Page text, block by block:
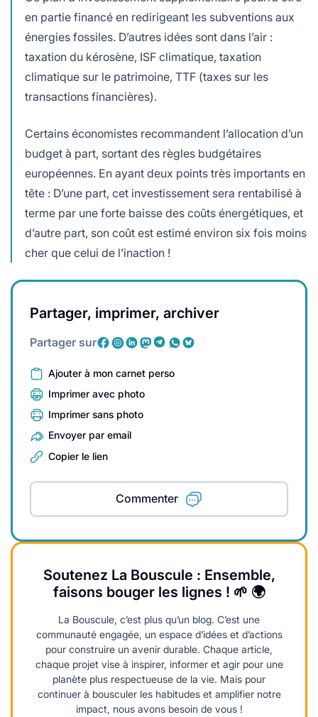
en partie financé en redirigeant les subventions aux
énergies fossiles. D’autres idées sont dans l’air :
taxation du kérosène, ISF climatique, taxation
climatique sur le patrimoine, TTF (taxes sur les
transactions financières).
Certains économistes recommandent l’allocation d’un
budget à part, sortant des règles budgétaires
européennes. En ayant deux points très importants en
tête : D’une part, cet investissement sera rentabilisé à
terme par une forte baisse des coûts énergétiques, et
d’autre part, son coût est estimé environ six fois moins
cher que celui de l’inaction !
Partager, imprimer, archiver
Partager sur
Ajouter à mon carnet perso
Imprimer avec photo
Imprimer sans photo
Envoyer par email
Copier le lien
Commenter
Soutenez La Bouscule : Ensemble,
faisons bouger les lignes ! 🌱 🌍
La Bouscule, c’est plus qu’un blog. C’est une
communauté engagée, un espace d’idées et d’actions
pour construire un avenir durable. Chaque article,
chaque projet vise à inspirer, informer et agir pour une
planète plus respectueuse de la vie. Mais pour
continuer à bousculer les habitudes et amplifier notre
impact, nous avons besoin de vous !